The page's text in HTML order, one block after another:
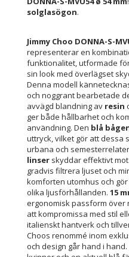
solglasögon.
Jimmy Choo DONNA-S-
representerar en
funktionalitet, utformade
sin look med överlägset
Denna modell
och noggrant bearbetade
avvägd blandning av resin
ger både hållbarhet och
användning. Den blå
uttryck, vilket gör att dessa
urbana och
linser skyddar effektivt
gradvis filtrera ljuset och
komforten utomhus och
olika ljusförhållanden. 15
ergonomisk passform över
att kompromissa med stil
italienskt hantverk och
Choos renommé inom
och design går hand i